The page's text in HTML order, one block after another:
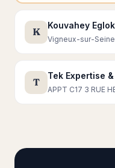
K
Kouvahey
Vigneux-sur-
T
Tek Expertise
APPT C17 3 RUE